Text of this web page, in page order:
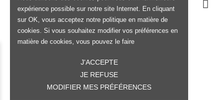
expérience possible sur notre site Internet. En cliquant
sur OK, vous acceptez notre politique en matière de
cookies. Si vous souhaitez modifier vos préférences en
matière de cookies, vous pouvez le faire
J'ACCEPTE
JE REFUSE
MODIFIER MES PRÉFÉRENCES